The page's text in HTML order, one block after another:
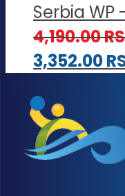
Serbia WP
4,190.00
3,352.00